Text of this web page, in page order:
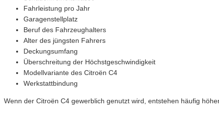
Fahrleistung pro Jahr
Garagenstellplatz
Beruf des Fahrzeughalters
Alter des jüngsten Fahrers
Deckungsumfang
Überschreitung der Höchstgeschwindigkeit
Modellvariante des Citroën C4
Werkstattbindung
Wenn der Citroën C4 gewerblich genutzt wird, entstehen häufig